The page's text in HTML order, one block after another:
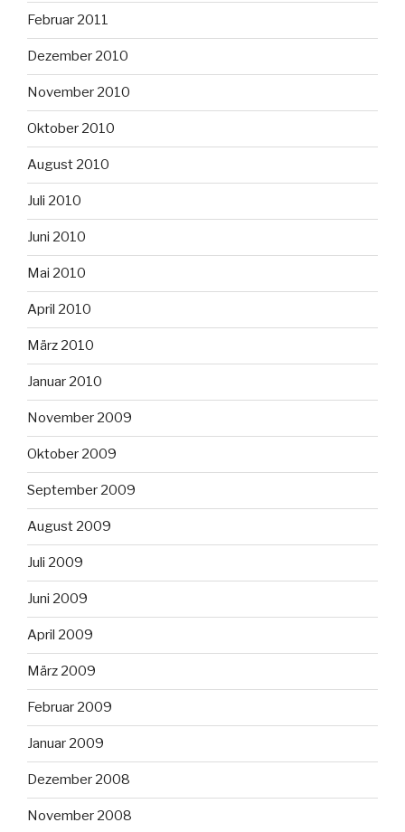
Februar 2011
Dezember 2010
November 2010
Oktober 2010
August 2010
Juli 2010
Juni 2010
Mai 2010
April 2010
März 2010
Januar 2010
November 2009
Oktober 2009
September 2009
August 2009
Juli 2009
Juni 2009
April 2009
März 2009
Februar 2009
Januar 2009
Dezember 2008
November 2008